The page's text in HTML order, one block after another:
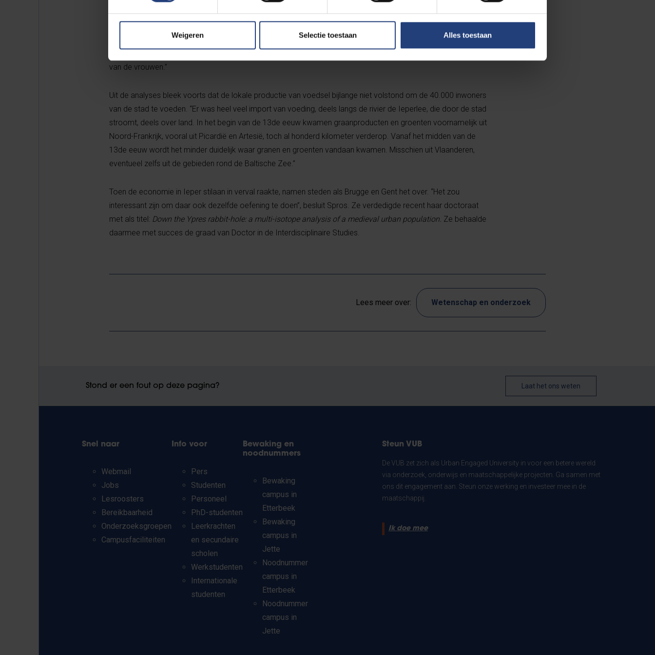
Weigeren Selectie toestaan Alles toestaan
drinkwater. De strontium-isotopen tot slot geven een beeld van de herkomst van de plantaardige voeding van
de Ieperlingen uit de 13de en 14de eeuw en geeft ook aanwijzingen over waar ze mogelijk buiten Ieper nog zoal
hebben geleefd. We zien dat zij die in de kerk zelf begraven lagen, een aanzienlijk rijker proteïnendieet hadden
van de vrouwen.”
Uit de analyses bleek voorts dat de lokale productie van voedsel bijlange niet volstond om de 40.000 inwoners
van de stad te voeden. “Er was heel veel import van voeding, deels langs de rivier de Ieperlee, die door de stad
stroomt, deels over land. In het begin van de 13de eeuw kwamen graanproducten en groenten voornamelijk uit
Noord-Frankrijk, vooral uit Picardië en Artesië, toch al honderd kilometer verderop. Vanaf het midden van de
13de eeuw wordt het minder duidelijk waar granen en groenten vandaan kwamen. Misschien uit Vlaanderen,
eventueel zelfs uit de gebieden rond de Baltische Zee.”
Toen de economie in Ieper stilaan in verval raakte, namen steden als Brugge en Gent het over. “Het zou
interessant zijn om daar ook dezelfde oefening te doen”, besluit Spros. Ze verdedigde recent haar doctoraat
met als titel: Down the Ypres rabbit-hole: a multi-isotope analysis of a medieval urban population. Ze behaalde
daarmee met succes de graad van Doctor in de Interdisciplinaire Studies.
Lees meer over: Wetenschap en onderzoek
Stond er een fout op deze pagina? Laat het ons weten
Snel naar
Webmail
Jobs
Lesroosters
Bereikbaarheid
Onderzoeksgroepen
Campusfaciliteiten
Info voor
Pers
Studenten
Personeel
PhD-studenten
Leerkrachten
en secundaire
scholen
Werkstudenten
Internationale
studenten
Bewaking en
noodnummers
Bewaking
campus in
Etterbeek
Bewaking
campus in
Jette
Noodnummer
campus in
Etterbeek
Noodnummer
campus in
Jette
Steun VUB
De VUB zet zich als Urban Engaged University in voor een betere wereld
via onderzoek, onderwijs en maatschappelijke projecten. Ga samen met
ons dit engagement aan. Steun onze werking en investeer mee in de
maatschappij.
Ik doe mee